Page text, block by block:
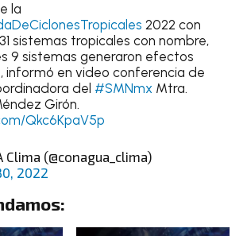
la
2022 con
sistemas tropicales con nombre,
9 sistemas generaron efectos
, informó en video conferencia de
del #SMNmxMtra.
Girón.
Qkc6KpaV5p
Clima (@conagua_clima)
2022